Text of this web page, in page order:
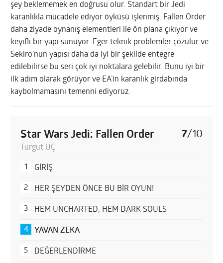
şey beklememek en doğrusu olur. Standart bir Jedi
karanlıkla mücadele ediyor öyküsü işlenmiş. Fallen Order
daha ziyade oynanış elementleri ile ön plana çıkıyor ve
keyifli bir yapı sunuyor. Eğer teknik problemler çözülür ve
Sekiro’nun yapısı daha da iyi bir şekilde entegre
edilebilirse bu seri çok iyi noktalara gelebilir. Bunu iyi bir
ilk adım olarak görüyor ve EA’in karanlık girdabında
kaybolmamasını temenni ediyoruz.
Star Wars Jedi: Fallen Order 7/10
Turgut UÇ
GİRİŞ
HER ŞEYDEN ÖNCE BU BİR OYUN!
HEM UNCHARTED, HEM DARK SOULS
YAVAN ZEKA
DEĞERLENDİRME